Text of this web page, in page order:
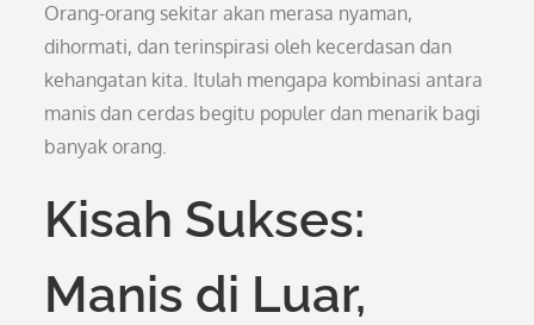
Orang-orang sekitar akan merasa nyaman,
dihormati, dan terinspirasi oleh kecerdasan dan
kehangatan kita. Itulah mengapa kombinasi antara
manis dan cerdas begitu populer dan menarik bagi
banyak orang.
Kisah Sukses:
Manis di Luar,